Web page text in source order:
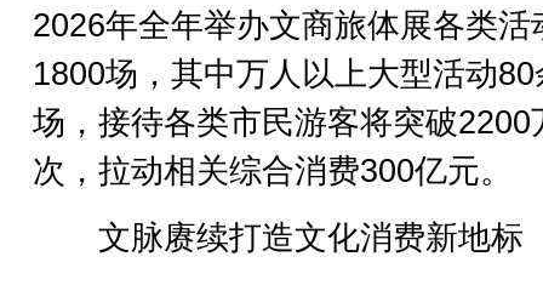
2026年全年举办文商旅体展各类活
1800场，其中万人以上大型活动80
场，接待各类市民游客将突破2200
次，拉动相关综合消费300亿元。
文脉赓续打造文化消费新地标